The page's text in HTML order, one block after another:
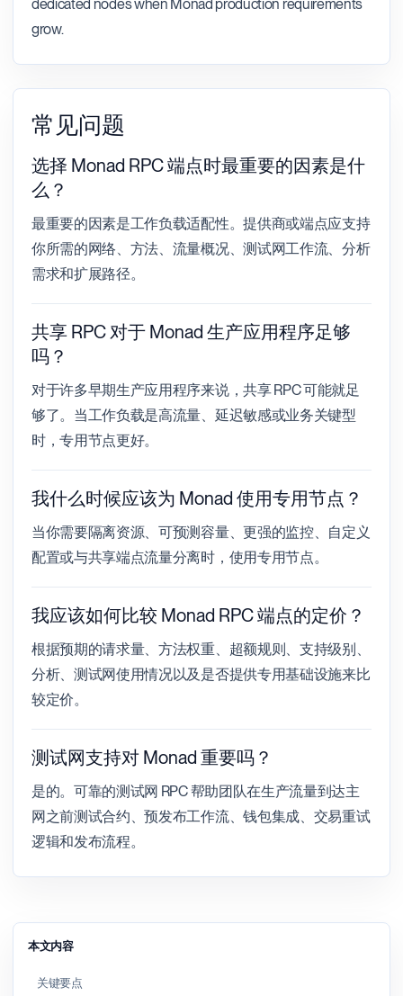
本文内容
关键要点
dedicated nodes when Monad production requirements
grow.
常见问题
选择 Monad RPC 端点时最重要的因素是什
么？
最重要的因素是工作负载适配性。提供商或端点应支持
你所需的网络、方法、流量概况、测试网工作流、分析
需求和扩展路径。
共享 RPC 对于 Monad 生产应用程序足够
吗？
对于许多早期生产应用程序来说，共享 RPC 可能就足
够了。当工作负载是高流量、延迟敏感或业务关键型
时，专用节点更好。
我什么时候应该为 Monad 使用专用节点？
当你需要隔离资源、可预测容量、更强的监控、自定义
配置或与共享端点流量分离时，使用专用节点。
我应该如何比较 Monad RPC 端点的定价？
根据预期的请求量、方法权重、超额规则、支持级别、
分析、测试网使用情况以及是否提供专用基础设施来比
较定价。
测试网支持对 Monad 重要吗？
是的。可靠的测试网 RPC 帮助团队在生产流量到达主
网之前测试合约、预发布工作流、钱包集成、交易重试
逻辑和发布流程。